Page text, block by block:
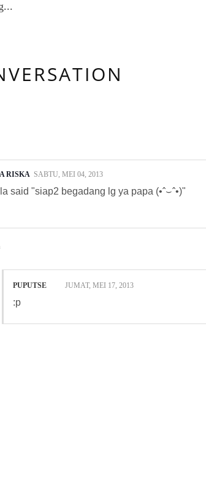
RISKA SABTU, MEI 04, 2013
said "siap2 begadang lg ya papa (•ˆ⌣ˆ•)"
PUPUTSE JUMAT, MEI 17, 2013
:p